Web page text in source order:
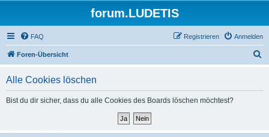
forum.LUDETIS
FAQ Anmelden
Registrieren
Foren-Übersicht
Alle Cookies löschen
Bist du dir sicher, dass du alle Cookies des Boards löschen möchtest?